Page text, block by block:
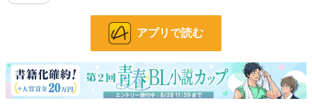
緊縛、吊るし責め、鞭打ち、青竹責め、三角木馬、強制連続快楽責め、火責めな
ど、SMや拷問まがいの痛い描写が多いです。
感想などいただけると励みになります。
よろしくお願いします。
アプリで読む